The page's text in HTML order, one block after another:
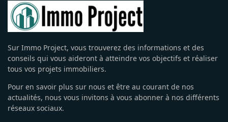
Sur Immo Project, vous trouverez des informations et des
conseils qui vous aideront à atteindre vos objectifs et réaliser
tous vos projets immobiliers.
Pour en savoir plus sur nous et être au courant de nos
actualités, nous vous invitons à vous abonner à nos différents
réseaux sociaux.